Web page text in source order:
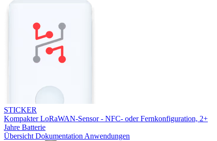
STICKER
Kompakter LoRaWAN-Sensor - NFC- oder Fernkonfiguration, 2+
Jahre Batterie
Übersicht Dokumentation Anwendungen